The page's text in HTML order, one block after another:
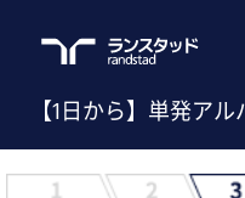
【1日から】単発アル